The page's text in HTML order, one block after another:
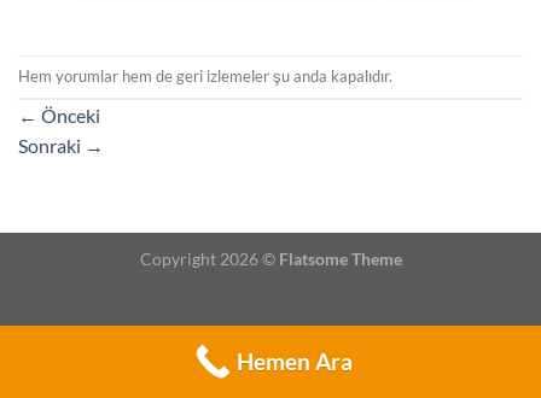
Hem yorumlar hem de geri izlemeler şu anda kapalıdır.
← Önceki
Sonraki →
Copyright 2026 © Flatsome Theme
Hemen Ara